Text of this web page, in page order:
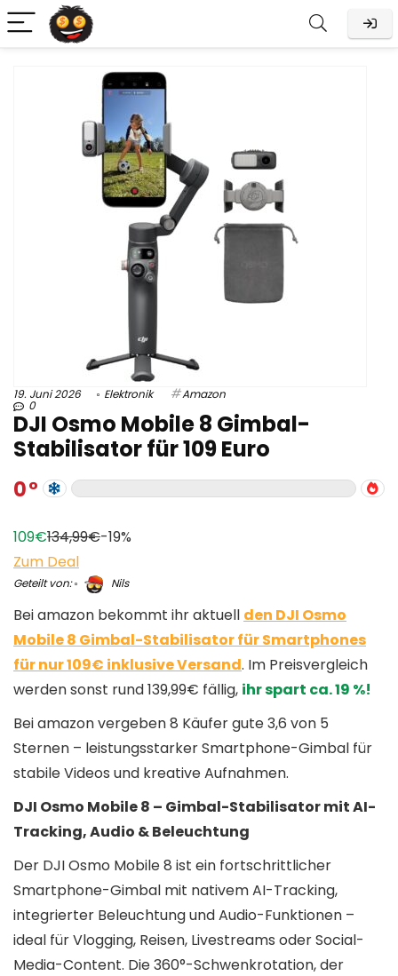
19. Juni 2026 Elektronik Amazon
0
DJI Osmo Mobile 8 Gimbal-
Stabilisator für 109 Euro
0
109€134,99€-19%
Zum Deal
Geteilt von: Nils
Bei amazon bekommt ihr aktuell den DJI Osmo
Mobile 8 Gimbal-Stabilisator für Smartphones
für nur 109€ inklusive Versand. Im Preisvergleich
werden sonst rund 139,99€ fällig, ihr spart ca. 19 %!
Bei amazon vergeben 8 Käufer gute 3,6 von 5
Sternen – leistungsstarker Smartphone-Gimbal für
stabile Videos und kreative Aufnahmen.
DJI Osmo Mobile 8 – Gimbal-Stabilisator mit AI-
Tracking, Audio & Beleuchtung
Der DJI Osmo Mobile 8 ist ein fortschrittlicher
Smartphone-Gimbal mit nativem AI-Tracking,
integrierter Beleuchtung und Audio-Funktionen –
ideal für Vlogging, Reisen, Livestreams oder Social-
Media-Content. Die 360°-Schwenkrotation, der